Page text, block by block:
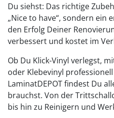
Du siehst: Das richtige
„Nice to have“, sondern ein
den Erfolg Deiner
verbessert und kostet im
Ob Du Klick-Vinyl verlegst,
oder Klebevinyl
LaminatDEPOT findest Du
brauchst. Von der
bis hin zu Reinigern und